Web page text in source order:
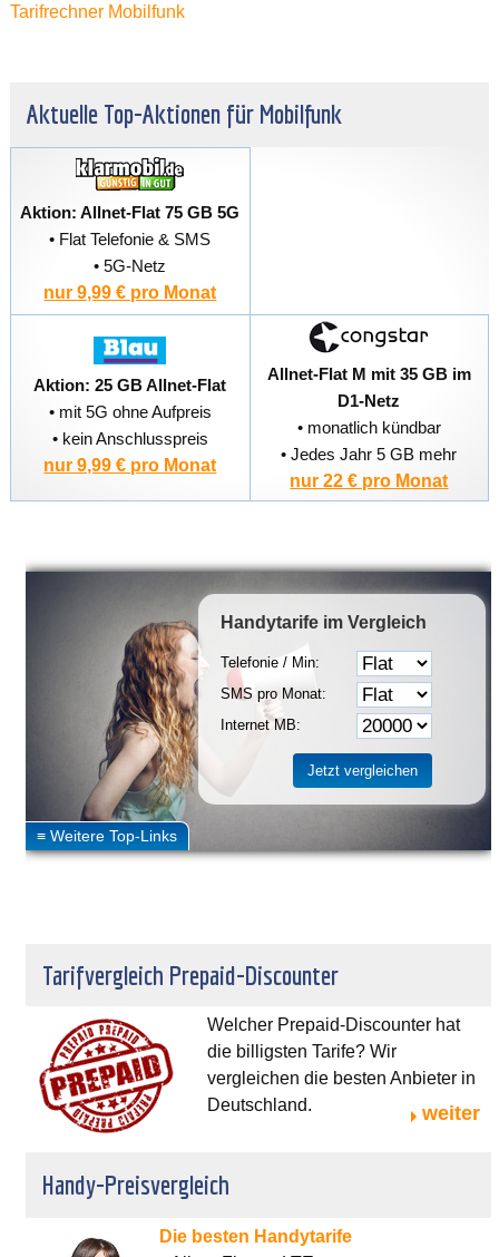
Tarifrechner Mobilfunk
Aktuelle Top-Aktionen für Mobilfunk
Aktion: Allnet-Flat 75 GB 5G
• Flat Telefonie & SMS
• 5G-Netz
nur 9,99 € pro Monat
Aktion: 25 GB Allnet-Flat
• mit 5G ohne Aufpreis
• kein Anschlusspreis
nur 9,99 € pro Monat
Allnet-Flat M mit 35 GB im
D1-Netz
• monatlich kündbar
• Jedes Jahr 5 GB mehr
nur 22 € pro Monat
Handytarife im Vergleich
Telefonie / Min:
SMS pro Monat:
Internet MB:
Tarifvergleich Prepaid-Discounter
Welcher Prepaid-Discounter hat
die billigsten Tarife? Wir
vergleichen die besten Anbieter in
Deutschland.
weiter
Handy-Preisvergleich
Die besten Handytarife